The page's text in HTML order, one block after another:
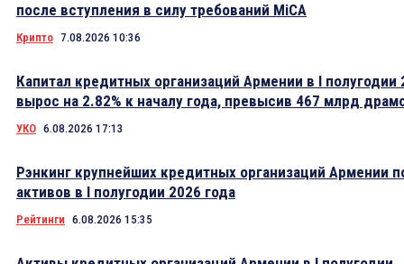
после вступления в силу требований MiCA
Крипто 7.08.2026 10:36
Капитал кредитных организаций Армении в I полугодии
вырос на 2.82% к началу года, превысив 467 млрд
УКО 6.08.2026 17:13
Рэнкинг крупнейших кредитных организаций Армении
активов в I полугодии 2026 года
Рейтинги 6.08.2026 15:35